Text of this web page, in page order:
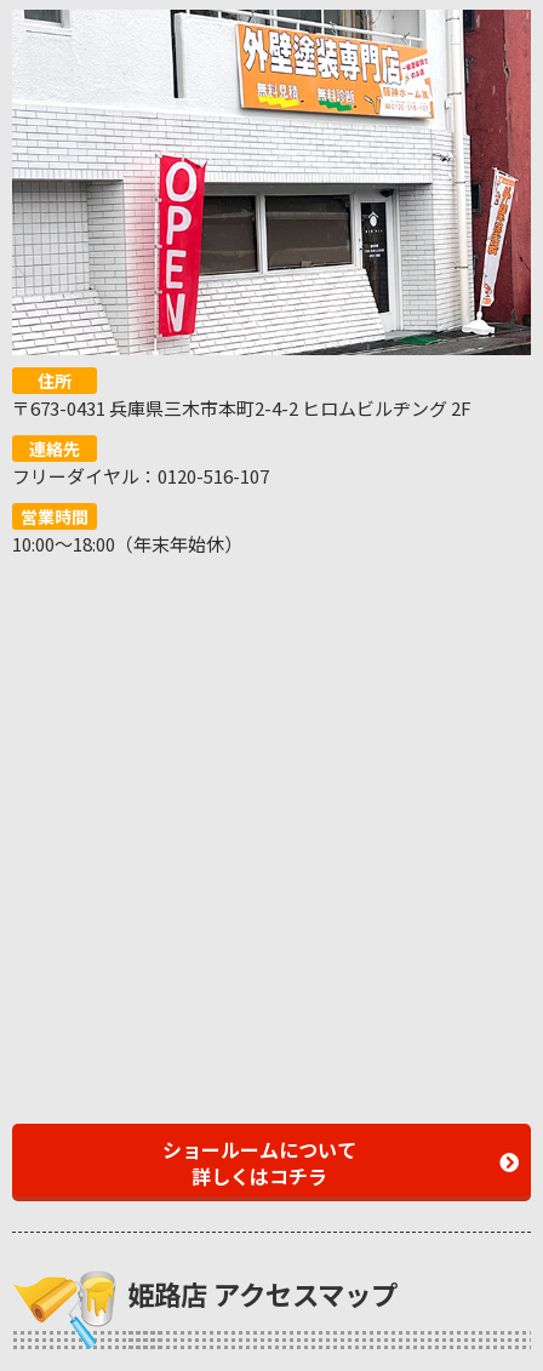
住所
〒673-0431 兵庫県三木市本町2-4-2 ヒロムビルヂング 2F
連絡先
フリーダイヤル：0120-516-107
営業時間
10:00～18:00（年末年始休）
ショールームについて
詳しくはコチラ
姫路店 アクセスマップ